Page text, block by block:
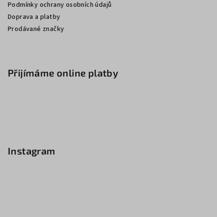
Podmínky ochrany osobních údajů
Doprava a platby
Prodávané značky
Přijímáme online platby
Instagram